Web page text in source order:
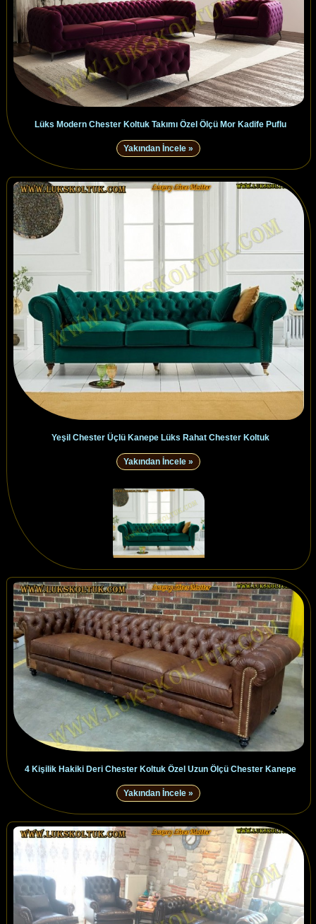
Lüks Modern Chester Koltuk Takımı Özel Ölçü Mor Kadife Puflu
Yakından İncele »
Yeşil Chester Üçlü Kanepe Lüks Rahat Chester Koltuk
Yakından İncele »
4 Kişilik Hakiki Deri Chester Koltuk Özel Uzun Ölçü Chester Kanepe
Yakından İncele »